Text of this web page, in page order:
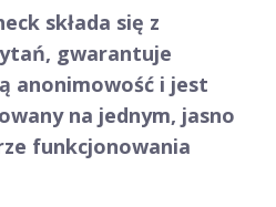
składa się z
gwarantuje
anonimowość i jest
na jednym, jasno
funkcjonowania